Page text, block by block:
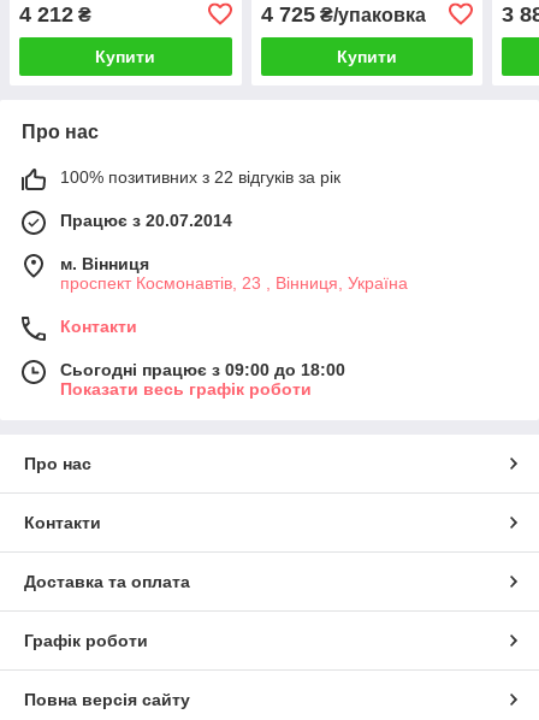
4 212 ₴
Купити
4 725₴/упаковка
Купити
3
Про нас
100% позитивних з 22 відгуків за рік
Працює з 20.07.2014
м. Вінниця
проспект Космонавтів, 23 , Вінниця, Україна
Контакти
Сьогодні працює з 09:00 до 18:00
Показати весь графік роботи
Про нас
Контакти
Доставка та оплата
Графік роботи
Повна версія сайту